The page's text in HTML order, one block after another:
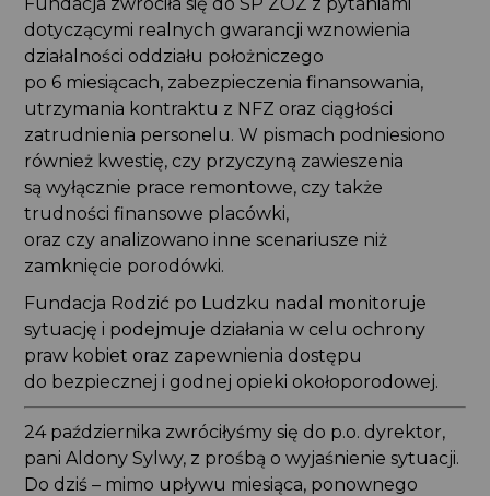
dotyczącymi realnych gwarancji wznowienia
działalności oddziału położniczego
po 6 miesiącach, zabezpieczenia finansowania,
utrzymania kontraktu z NFZ oraz ciągłości
zatrudnienia personelu. W pismach podniesiono
również kwestię, czy przyczyną zawieszenia
są wyłącznie prace remontowe, czy także
trudności finansowe placówki,
oraz czy analizowano inne scenariusze niż
zamknięcie porodówki.
Fundacja Rodzić po Ludzku nadal monitoruje
sytuację i podejmuje działania w celu ochrony
praw kobiet oraz zapewnienia dostępu
do bezpiecznej i godnej opieki okołoporodowej.
24 października zwróciłyśmy się do p.o. dyrektor,
pani Aldony Sylwy, z prośbą o wyjaśnienie sytuacji.
Do dziś – mimo upływu miesiąca, ponownego